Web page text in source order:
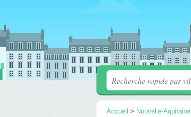
Accueil > Nouvelle-Aquitaine